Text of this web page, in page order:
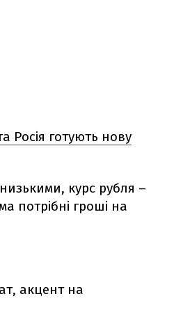
Росія готують нову
курс рубля –
потрібні гроші на
акцент на